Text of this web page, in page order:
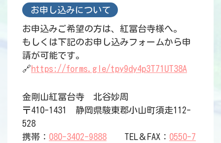
お申し込みについて
お申込みご希望の方は、紅冨台寺様へ。
もしくは下記のお申し込みフォームから申
請が可能です。
🔗https://forms.gle/tpy9dy4p3T71UT38A
金剛山紅冨台寺 北谷妙周
〒410-1431 静岡県駿東郡小山町須走112-
528
携帯： 080-3402-9888 TEL＆FAX： 0550-7